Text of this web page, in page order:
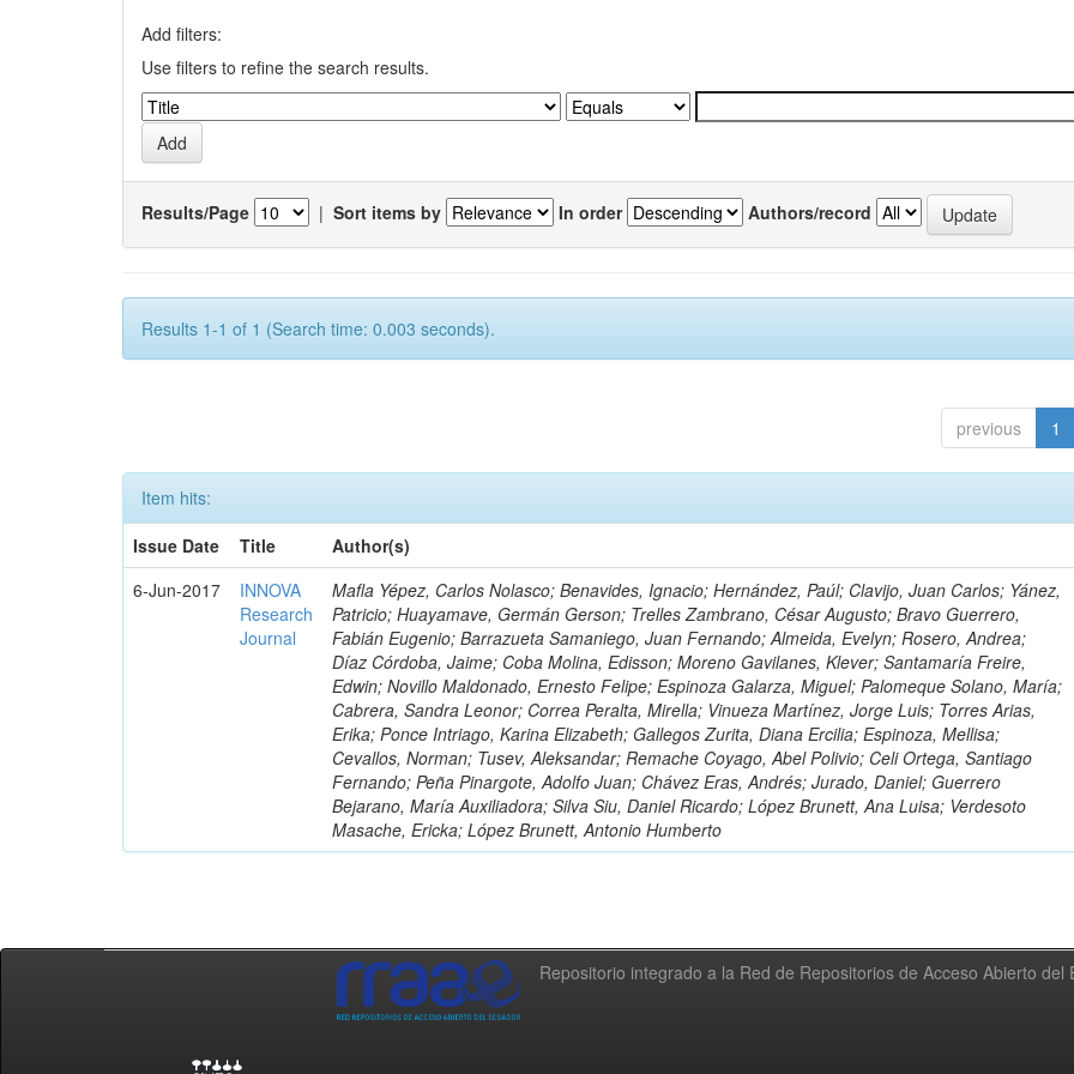
Add filters:
Use filters to refine the search results.
Results/Page | Sort items by In order Authors/record
Results 1-1 of 1 (Search time: 0.003 seconds).
previous 1
Item hits:
Issue Date
Title
Author(s)
6-Jun-2017
INNOVA
Research
Journal
Mafla Yépez, Carlos Nolasco; Benavides, Ignacio; Hernández, Paúl; Clavijo, Juan Carlos; Yánez,
Patricio; Huayamave, Germán Gerson; Trelles Zambrano, César Augusto; Bravo Guerrero,
Fabián Eugenio; Barrazueta Samaniego, Juan Fernando; Almeida, Evelyn; Rosero, Andrea;
Díaz Córdoba, Jaime; Coba Molina, Edisson; Moreno Gavilanes, Klever; Santamaría Freire,
Edwin; Novillo Maldonado, Ernesto Felipe; Espinoza Galarza, Miguel; Palomeque Solano, María;
Cabrera, Sandra Leonor; Correa Peralta, Mirella; Vinueza Martínez, Jorge Luis; Torres Arias,
Erika; Ponce Intriago, Karina Elizabeth; Gallegos Zurita, Diana Ercilia; Espinoza, Mellisa;
Cevallos, Norman; Tusev, Aleksandar; Remache Coyago, Abel Polivio; Celi Ortega, Santiago
Fernando; Peña Pinargote, Adolfo Juan; Chávez Eras, Andrés; Jurado, Daniel; Guerrero
Bejarano, María Auxiliadora; Silva Siu, Daniel Ricardo; López Brunett, Ana Luisa; Verdesoto
Masache, Ericka; López Brunett, Antonio Humberto
Repositorio integrado a la Red de Repositorios de Acceso Abierto del